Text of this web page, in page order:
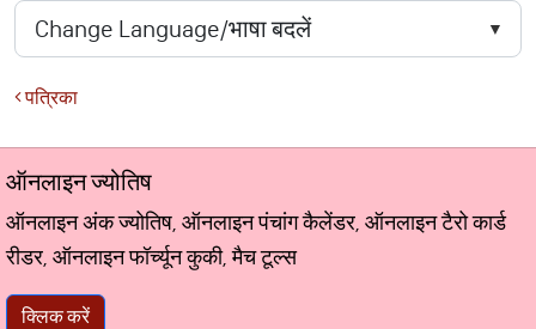
पत्रिका
ऑनलाइन ज्योतिष
ऑनलाइन अंक ज्योतिष, ऑनलाइन पंचांग कैलेंडर, ऑनलाइन टैरो कार्ड
रीडर, ऑनलाइन फॉर्च्यून कुकी, मैच टूल्स
क्लिक करें